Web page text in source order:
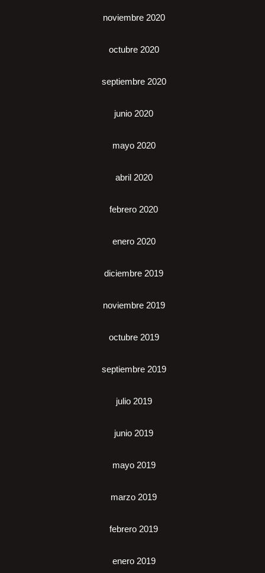
noviembre 2020
octubre 2020
septiembre 2020
junio 2020
mayo 2020
abril 2020
febrero 2020
enero 2020
diciembre 2019
noviembre 2019
octubre 2019
septiembre 2019
julio 2019
junio 2019
mayo 2019
marzo 2019
febrero 2019
enero 2019